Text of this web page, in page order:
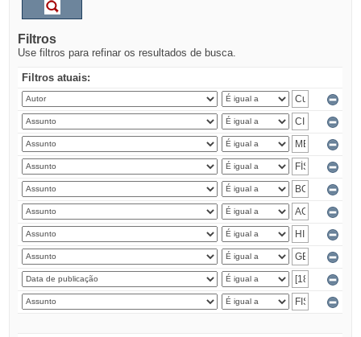
Filtros
Use filtros para refinar os resultados de busca.
Filtros atuais: